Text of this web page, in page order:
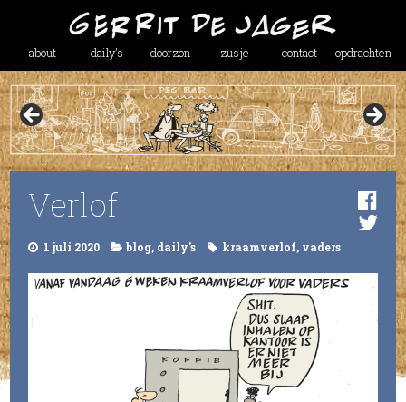
about daily’s doorzon zusje contact opdrachten
Verlof
1 juli 2020 blog, daily's kraamverlof, vaders